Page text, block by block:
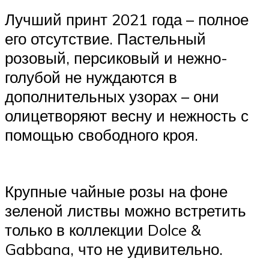
Лучший принт 2021 года – полное
его отсутствие. Пастельный
розовый, персиковый и нежно-
голубой не нуждаются в
дополнительных узорах – они
олицетворяют весну и нежность с
помощью свободного кроя.
Крупные чайные розы на фоне
зеленой листвы можно встретить
только в коллекции Dolce &
Gabbana, что не удивительно.